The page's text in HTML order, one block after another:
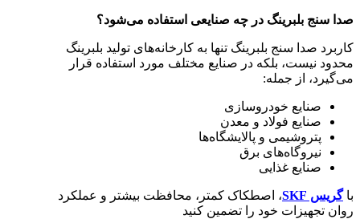
صدا سنج بلبرینگ در چه صنایعی استفاده می‌شود؟
کاربرد صدا سنج بلبرینگ تنها به کارخانه‌های تولید بلبرینگ
محدود نیست، بلکه در صنایع مختلف مورد استفاده قرار
می‌گیرد، از جمله:
صنایع خودروسازی
صنایع فولاد و معدن
پتروشیمی و پالایشگاه‌ها
نیروگاه‌های برق
صنایع غذایی
باگریس SKF
، اصطکاک کمتر، محافظت بیشتر و عملکرد
روان تجهیزات خود را تضمین کنید